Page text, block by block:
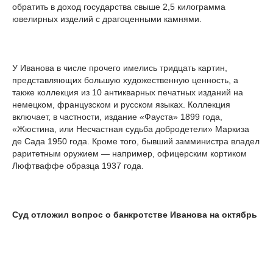
обратить в доход государства свыше 2,5 килограмма
ювелирных изделий с драгоценными камнями.
У Иванова в числе прочего имелись тридцать картин,
представляющих большую художественную ценность, а
также коллекция из 10 антикварных печатных изданий на
немецком, французском и русском языках. Коллекция
включает, в частности, издание «Фауста» 1899 года,
«Жюстина, или Несчастная судьба добродетели» Маркиза
де Сада 1950 года. Кроме того, бывший замминистра владел
раритетным оружием — например, офицерским кортиком
Люфтваффе образца 1937 года.
Суд отложил вопрос о банкротстве Иванова на октябрь